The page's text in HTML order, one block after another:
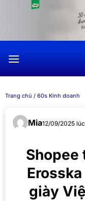
dung
Trang chủ / 60s Kinh doanh
Mia12/09/2025 lúc
Shopee
giày